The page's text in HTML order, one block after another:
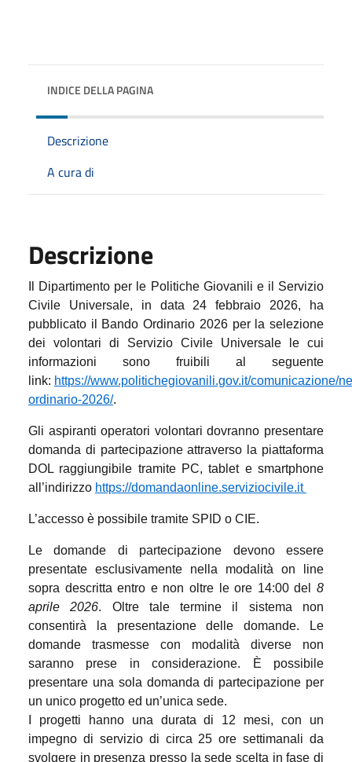
INDICE DELLA PAGINA
Descrizione
A cura di
Descrizione
Il Dipartimento per le Politiche Giovanili e il Servizio
Civile Universale, in data 24 febbraio 2026, ha
pubblicato il Bando Ordinario 2026 per la selezione
dei volontari di Servizio Civile Universale le cui
informazioni sono fruibili al seguente
link: https://www.politichegiovanili.gov.it/comunicazione/
ordinario-2026/.
Gli aspiranti operatori volontari dovranno presentare
domanda di partecipazione attraverso la piattaforma
DOL raggiungibile tramite PC, tablet e smartphone
all’indirizzo https://domandaonline.serviziocivile.it
L’accesso è possibile tramite SPID o CIE.
Le domande di partecipazione devono essere
presentate esclusivamente nella modalità on line
sopra descritta entro e non oltre le ore 14:00 del 8
aprile 2026. Oltre tale termine il sistema non
consentirà la presentazione delle domande. Le
domande trasmesse con modalità diverse non
saranno prese in considerazione. È possibile
presentare una sola domanda di partecipazione per
un unico progetto ed un’unica sede.
I progetti hanno una durata di 12 mesi, con un
impegno di servizio di circa 25 ore settimanali da
svolgere in presenza presso la sede scelta in fase di